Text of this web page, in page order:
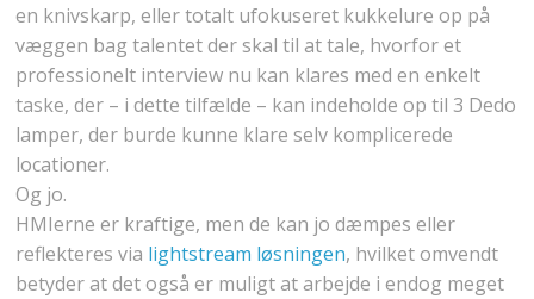
en knivskarp, eller totalt ufokuseret kukkelure op på
væggen bag talentet der skal til at tale, hvorfor et
professionelt interview nu kan klares med en enkelt
taske, der – i dette tilfælde – kan indeholde op til 3 Dedo
lamper, der burde kunne klare selv komplicerede
locationer.
Og jo.
HMIerne er kraftige, men de kan jo dæmpes eller
reflekteres via lightstream løsningen, hvilket omvendt
betyder at det også er muligt at arbejde i endog meget